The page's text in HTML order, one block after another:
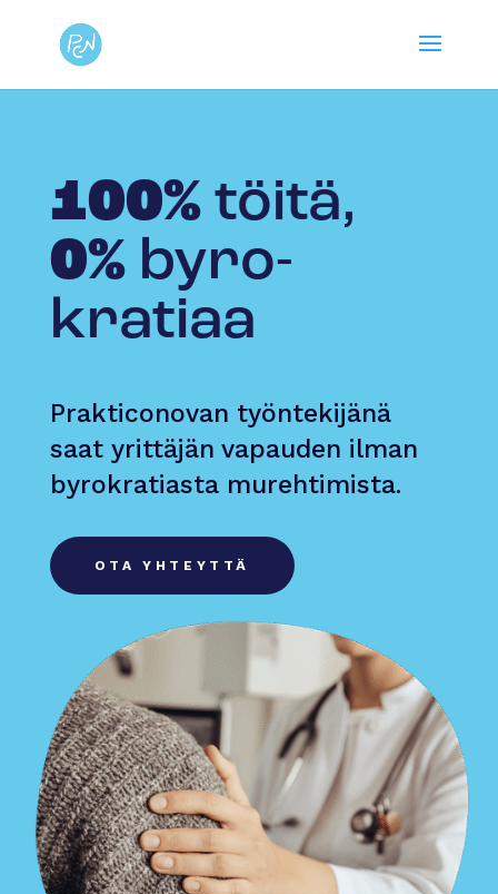
100%töitä,
0% byro­
kratiaa
Prakticonovan työntekijänä
saat yrittäjän vapauden ilman
byrokratiasta murehtimista.
OTA YHTEYTTÄ